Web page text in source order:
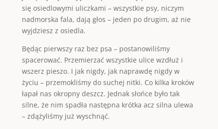
się osiedlowymi uliczkami – wszystkie psy, niczym
nadmorska fala, dają głos – jeden po drugim, aż nie
wyjdziesz z osiedla.
Będąc pierwszy raz bez psa – postanowiliśmy
spacerować. Przemierzać wszystkie ulice wzdłuż i
wszerz pieszo. I jak nigdy, jak naprawdę nigdy w
życiu – przemokliśmy do suchej nitki. Co kilka kroków
łapał nas okropny deszcz. Jednak słońce było tak
silne, że nim spadła następna krótka acz silna ulewa
– zdążyliśmy już wyschnąć.